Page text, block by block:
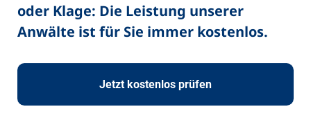
oder Klage: Die Leistung unserer
Anwälte ist für Sie immer kostenlos.
Jetzt kostenlos prüfen